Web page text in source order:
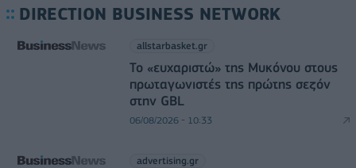
DIRECTION BUSINESS NETWORK
allstarbasket.gr
Το «ευχαριστώ» της Μυκόνου στους
πρωταγωνιστές της πρώτης σεζόν
στην GBL
06/08/2026 - 10:33
advertising.gr